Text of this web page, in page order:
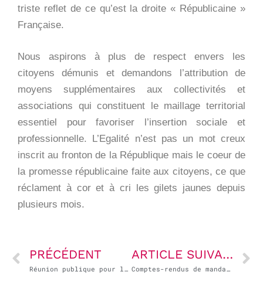
triste reflet de ce qu’est la droite « Républicaine »
Française.
Nous aspirons à plus de respect envers les
citoyens démunis et demandons l’attribution de
moyens supplémentaires aux collectivités et
associations qui constituent le maillage territorial
essentiel pour favoriser l’insertion sociale et
professionnelle. L’Egalité n’est pas un mot creux
inscrit au fronton de la République mais le coeur de
la promesse républicaine faite aux citoyens, ce que
réclament à cor et à cri les gilets jaunes depuis
plusieurs mois.
PRÉCÉDENT
Réunion publique pour les élections européennes dans les Landes (40) sur la question de la malbouffe et de l’agriculture productiviste
ARTICLE SUIVANT
Comptes-rendus de mandat d’Emmanuel Maurel et Younous Omargee à Paris